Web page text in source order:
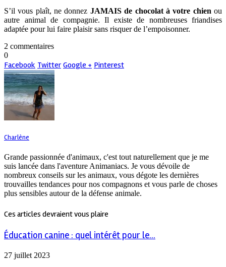
S’il vous plaît, ne donnez JAMAIS de chocolat à votre chien ou
autre animal de compagnie. Il existe de nombreuses friandises
adaptée pour lui faire plaisir sans risquer de l’empoisonner.
2 commentaires
0
Facebook Twitter Google + Pinterest
Charlène
Grande passionnée d'animaux, c'est tout naturellement que je me
suis lancée dans l'aventure Animaniacs. Je vous dévoile de
nombreux conseils sur les animaux, vous dégote les dernières
trouvailles tendances pour nos compagnons et vous parle de choses
plus sensibles autour de la défense animale.
Ces articles devraient vous plaire
Éducation canine : quel intérêt pour le...
27 juillet 2023